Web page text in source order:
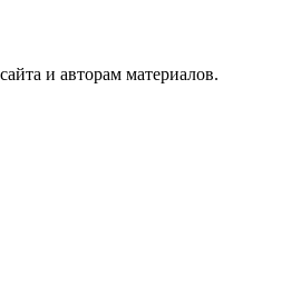
и авторам материалов.